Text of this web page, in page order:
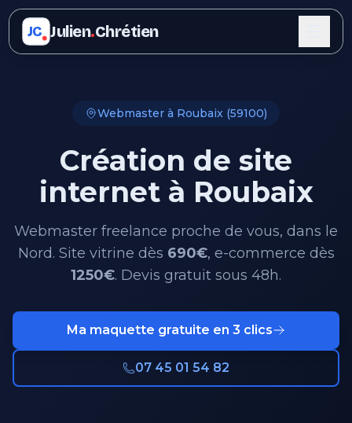
JC Julien.Chrétien
Webmaster à Roubaix (59100)
Création de site
internet à Roubaix
Webmaster freelance proche de vous, dans le
Nord. Site vitrine dès 690€, e-commerce dès
1250€. Devis gratuit sous 48h.
Ma maquette gratuite en 3 clics
07 45 01 54 82